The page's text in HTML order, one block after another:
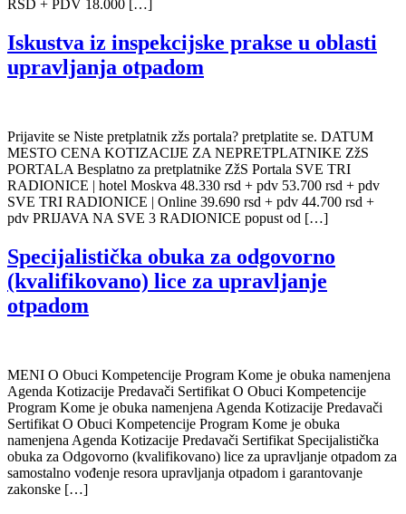
RSD + PDV 18.000 […]
Iskustva iz inspekcijske prakse u oblasti
upravljanja otpadom
Prijavite se Niste pretplatnik zžs portala? pretplatite se. DATUM
MESTO CENA KOTIZACIJE ZA NEPRETPLATNIKE ZžS
PORTALA Besplatno za pretplatnike ZžS Portala SVE TRI
RADIONICE | hotel Moskva 48.330 rsd + pdv 53.700 rsd + pdv
SVE TRI RADIONICE | Online 39.690 rsd + pdv 44.700 rsd +
pdv PRIJAVA NA SVE 3 RADIONICE popust od […]
Specijalistička obuka za odgovorno
(kvalifikovano) lice za upravljanje
otpadom​
MENI O Obuci Kompetencije Program Kome je obuka namenjena
Agenda Kotizacije Predavači Sertifikat O Obuci Kompetencije
Program Kome je obuka namenjena Agenda Kotizacije Predavači
Sertifikat O Obuci Kompetencije Program Kome je obuka
namenjena Agenda Kotizacije Predavači Sertifikat Specijalistička
obuka za Odgovorno (kvalifikovano) lice za upravljanje otpadom za
samostalno vođenje resora upravljanja otpadom i garantovanje
zakonske […]